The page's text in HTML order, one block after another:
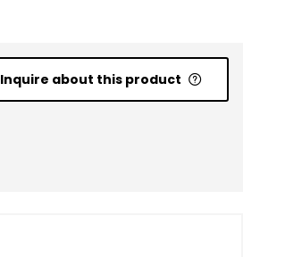
Inquire about this product